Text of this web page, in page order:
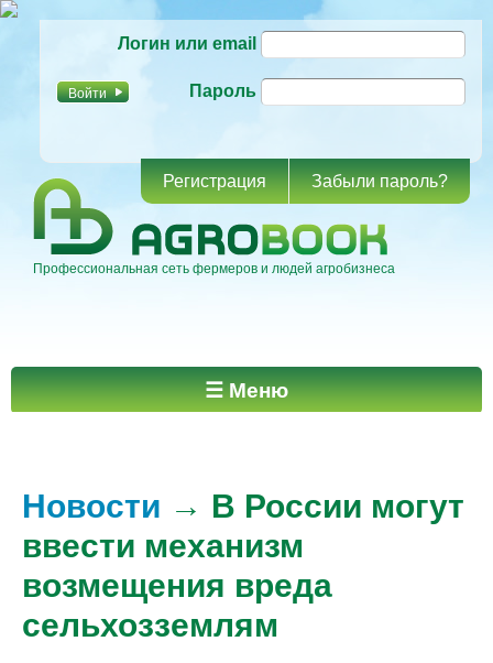
основному
Логин или email
Пароль
Регистрация Забыли пароль?
Профессиональная сеть фермеров и людей агробизнеса
Главное меню ☰ Меню
Новости → В России могут
ввести механизм
возмещения вреда
сельхозземлям